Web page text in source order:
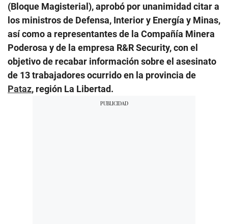
(Bloque Magisterial), aprobó por unanimidad citar a
los ministros de Defensa, Interior y Energía y Minas,
así como a representantes de la Compañía Minera
Poderosa y de la empresa R&R Security, con el
objetivo de recabar información sobre el asesinato
de 13 trabajadores ocurrido en la provincia de
Pataz, región La Libertad.